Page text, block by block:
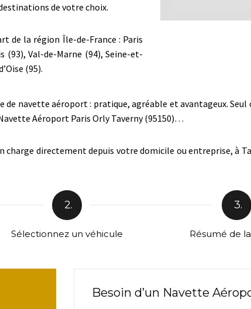
de votre choix.
de la région Île-de-France : Paris
(93), Val-de-Marne (94), Seine-et-
(95).
de navette aéroport : pratique, agréable et avantageux.
Aéroport Paris Orly Taverny (95150)…
directement depuis votre domicile ou entreprise, à
2.
Sélectionnez un véhicule
3.
Résumé de
Besoin d’un Navette